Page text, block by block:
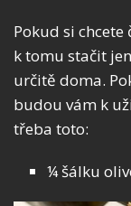
Pokud si
k tomu stačit
určitě doma.
budou vám k
třeba toto:
¼ šálku